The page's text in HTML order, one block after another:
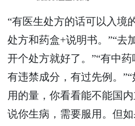
“有医生处方的话可以入境
处方和药盒+说明书。”“去
开个处方就好了。”“有中
有违禁成分，有过先例。
用的量，你看看能不能国内
说你生病，需要服用。但